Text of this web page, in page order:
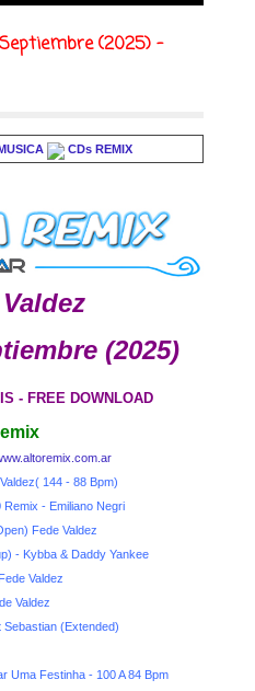
(2025) -
MUSICA CDs REMIX
(2025)
- FREE DOWNLOAD
144 - 88 Bpm)
Remix - Emiliano Negri
Fede Valdez
- Kybba & Daddy Yankee
Valdez
Valdez
(Extended)
Uma Festinha - 100 A 84 Bpm